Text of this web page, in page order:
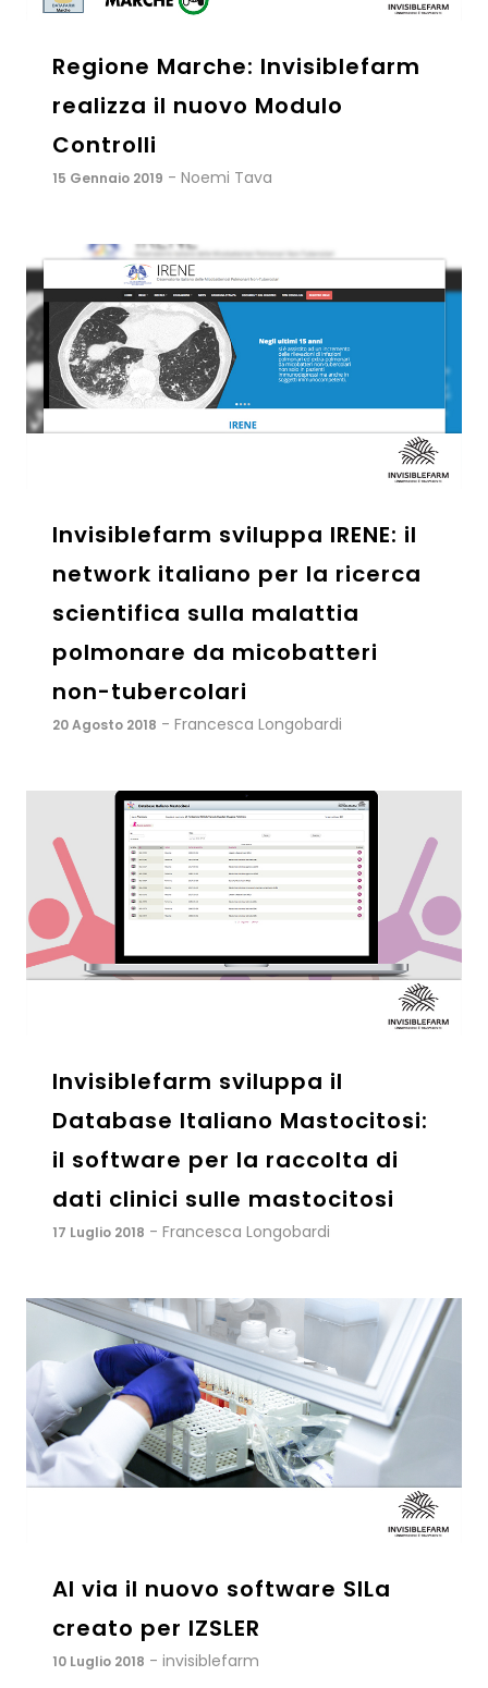
Regione Marche: Invisiblefarm
realizza il nuovo Modulo
Controlli
15 Gennaio 2019 - Noemi Tava
Invisiblefarm sviluppa IRENE: il
network italiano per la ricerca
scientifica sulla malattia
polmonare da micobatteri
non-tubercolari
20 Agosto 2018 - Francesca Longobardi
Invisiblefarm sviluppa il
Database Italiano Mastocitosi:
il software per la raccolta di
dati clinici sulle mastocitosi
17 Luglio 2018 - Francesca Longobardi
Al via il nuovo software SILa
creato per IZSLER
10 Luglio 2018 - invisiblefarm